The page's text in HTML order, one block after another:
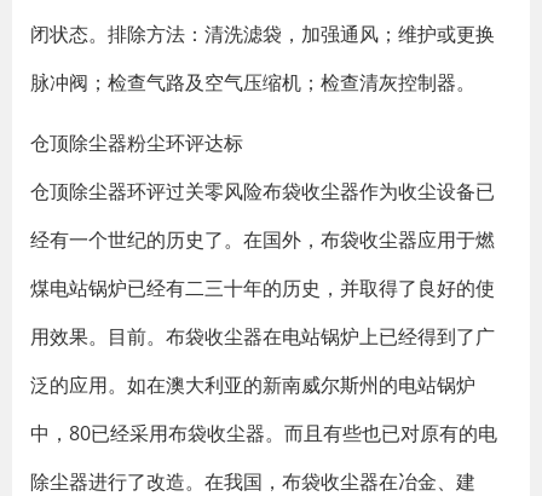
闭状态。排除方法：清洗滤袋，加强通风；维护或更换
脉冲阀；检查气路及空气压缩机；检查清灰控制器。
仓顶除尘器粉尘环评达标
仓顶除尘器环评过关零风险布袋收尘器作为收尘设备已
经有一个世纪的历史了。在国外，布袋收尘器应用于燃
煤电站锅炉已经有二三十年的历史，并取得了良好的使
用效果。目前。布袋收尘器在电站锅炉上已经得到了广
泛的应用。如在澳大利亚的新南威尔斯州的电站锅炉
中，80已经采用布袋收尘器。而且有些也已对原有的电
除尘器进行了改造。在我国，布袋收尘器在冶金、建